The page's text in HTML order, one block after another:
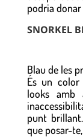
podria
SNORKEL
Blau de les
És un
looks amb
punt
que posar-